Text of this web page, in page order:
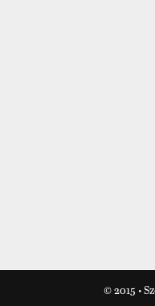
© 2015 •